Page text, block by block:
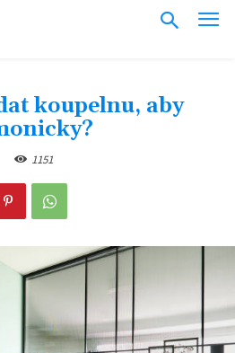
koupelnu, aby
1151